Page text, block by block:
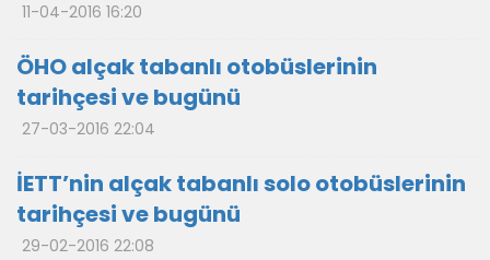
11-04-2016 16:20
ÖHO alçak tabanlı otobüslerinin
tarihçesi ve bugünü
27-03-2016 22:04
İETT’nin alçak tabanlı solo otobüslerinin
tarihçesi ve bugünü
29-02-2016 22:08